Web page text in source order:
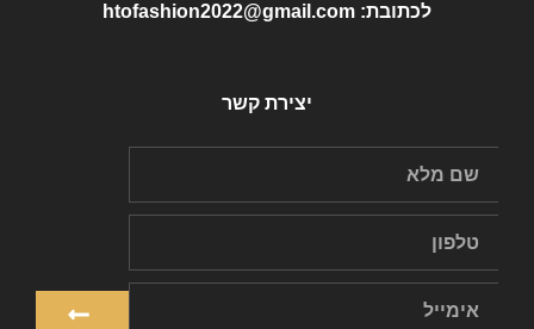
לכתובת: htofashion2022@gmail.com
יצירת קשר